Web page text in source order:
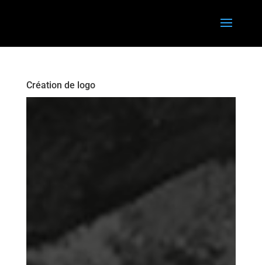
Création de logo